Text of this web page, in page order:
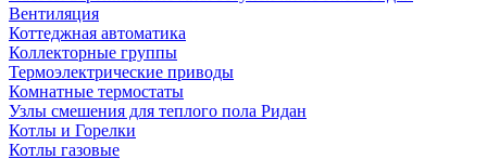
Вентиляция
Коттеджная автоматика
Коллекторные группы
Термоэлектрические приводы
Комнатные термостаты
Узлы смешения для теплого пола Ридан
Котлы и Горелки
Котлы газовые